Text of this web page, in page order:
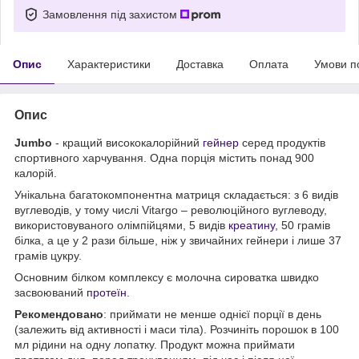
Замовлення під захистом
Опис Характеристики Доставка Оплата Умови
Опис
Jumbo - кращий висококалорійний гейнер серед продуктів
спортивного харчування. Одна порція містить понад 900
калорій.
Унікальна багатокомпонентна матриця складається: з 6 видів
вуглеводів, у тому числі Vitargo – революційного вуглеводу,
використовуваного олімпійцями, 5 видів креатину, 50 грамів
білка, а це у 2 рази більше, ніж у звичайних гейнери і лише 37
грамів цукру.
Основним білком комплексу є молочна сироватка швидко
засвоюваний протеїн
Рекомендовано: приймати не менше однієї порції в день
(залежить від активності і маси тіла). Розчиніть порошок в 100
мл рідини на одну лопатку. Продукт можна приймати